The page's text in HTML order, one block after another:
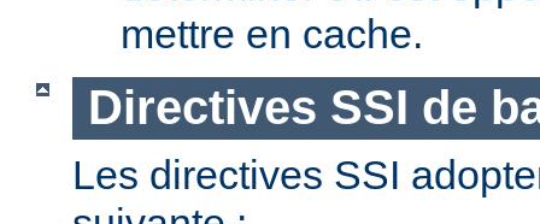
mettre en cache.
Directives SSI de
Les directives SSI